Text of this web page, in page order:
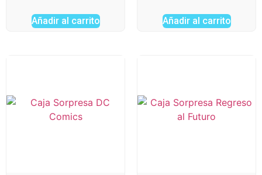
Añadir al carrito Añadir al carrito